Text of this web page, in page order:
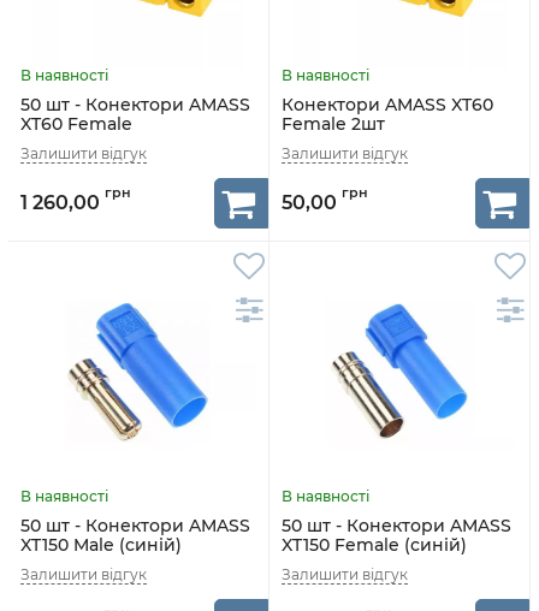
50 шт - Конектори AMASS
XT60 Female
1 260,00
Конектори AMASS XT60
Female 2шт
50,00
50 шт - Конектори AMASS
XT150 Male (синій)
50 шт - Конектори AMASS
XT150 Female (синій)